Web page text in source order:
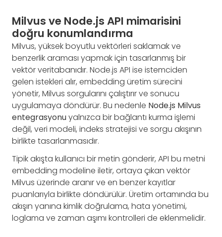
Milvus ve Node.js API mimarisini
doğru konumlandırma
Milvus, yüksek boyutlu vektörleri saklamak ve
benzerlik araması yapmak için tasarlanmış bir
vektör veritabanıdır. Node.js API ise istemciden
gelen istekleri alır, embedding üretim sürecini
yönetir, Milvus sorgularını çalıştırır ve sonucu
uygulamaya döndürür. Bu nedenle Node.js Milvus
entegrasyonuyalnızca bir bağlantı kurma işlemi
değil, veri modeli, indeks stratejisi ve sorgu akışının
birlikte tasarlanmasıdır.
Tipik akışta kullanıcı bir metin gönderir, API bu metni
embedding modeline iletir, ortaya çıkan vektör
Milvus üzerinde aranır ve en benzer kayıtlar
puanlarıyla birlikte döndürülür. Üretim ortamında bu
akışın yanına kimlik doğrulama, hata yönetimi,
loglama ve zaman aşımı kontrolleri de eklenmelidir.